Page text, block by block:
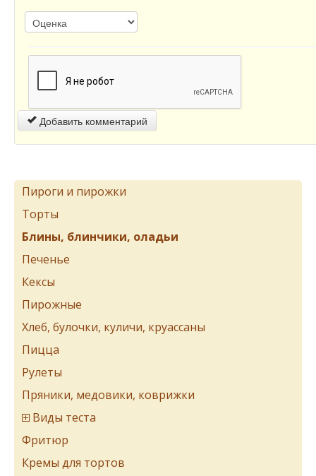
Добавить комментарий
Пироги и пирожки
Торты
Блины, блинчики, оладьи
Печенье
Кексы
Пирожные
Хлеб, булочки, куличи, круассаны
Пицца
Рулеты
Пряники, медовики, коврижки
Виды теста
Фритюр
Кремы для тортов